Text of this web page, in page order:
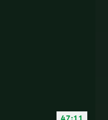
47:11